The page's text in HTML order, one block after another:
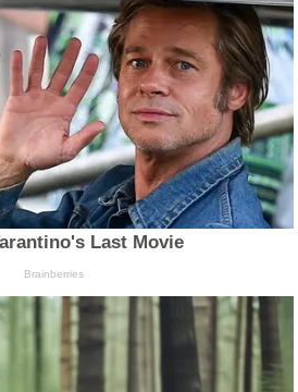
Last Movie
Brainberries